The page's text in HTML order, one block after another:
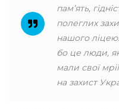
пам’ять,
полеглих
нашого ліцею.
бо це люди,
мали свої
на захист